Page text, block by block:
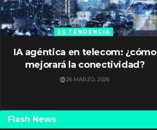
ES TENDENCIA
IA agéntica en telecom: ¿cómo
mejorará la conectividad?
26 MARZO, 2026
Flash News